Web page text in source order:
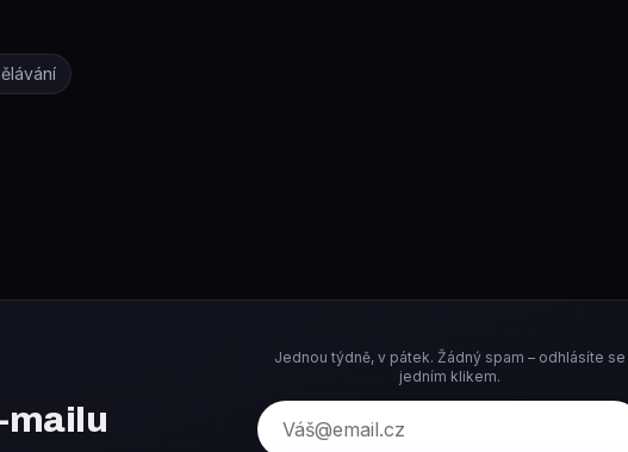
mailu
Jednou týdně, v pátek. Žádný spam – odhlásíte se
jedním klikem.
E-mail